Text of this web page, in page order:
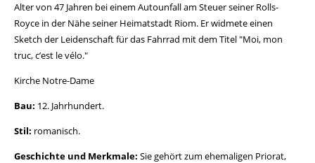
Alter von 47 Jahren bei einem Autounfall am Steuer seiner Rolls-
Royce in der Nähe seiner Heimatstadt Riom. Er widmete einen
Sketch der Leidenschaft für das Fahrrad mit dem Titel "Moi, mon
truc, c’est le vélo."
Kirche Notre-Dame
Bau: 12. Jahrhundert.
Stil: romanisch.
Geschichte und Merkmale: Sie gehört zum ehemaligen Priorat,